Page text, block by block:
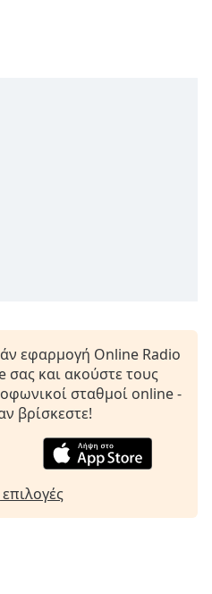
εφαρμογή Online Radio
και ακούστε τους
σταθμοί online -
βρίσκεστε!